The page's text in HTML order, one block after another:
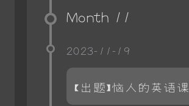
Month 11
2023-11-19
【出题】恼人的英语课